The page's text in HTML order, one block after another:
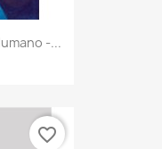
-...
favorite_border